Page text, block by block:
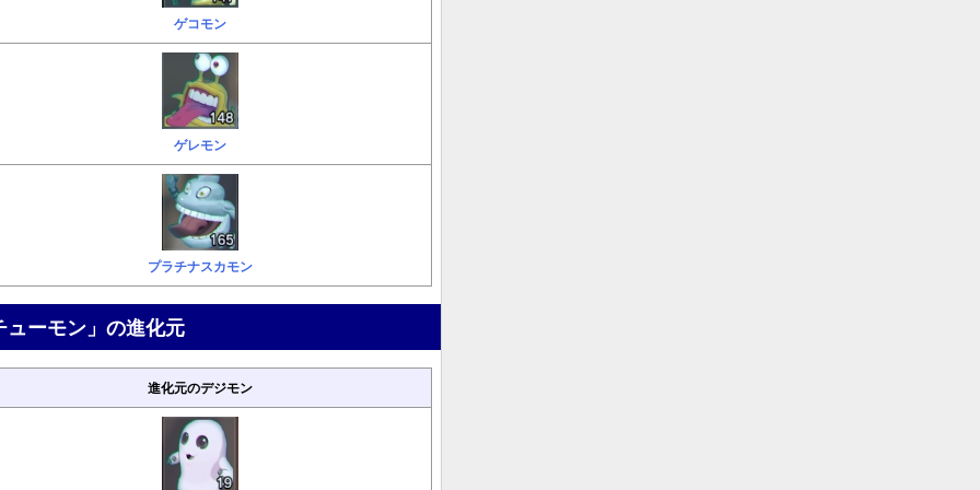
ゲコモン
ゲレモン
プラチナスカモン
ューモン」の進化元
進化元のデジモン